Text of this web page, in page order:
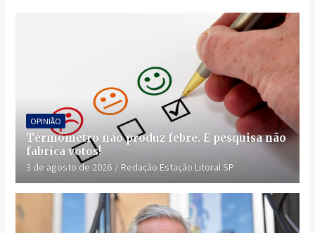
OPINIÃO
Termômetro não produz febre. E pesquisa não
fabrica votos!
3 de agosto de 2026 Redação Estação Litoral SP